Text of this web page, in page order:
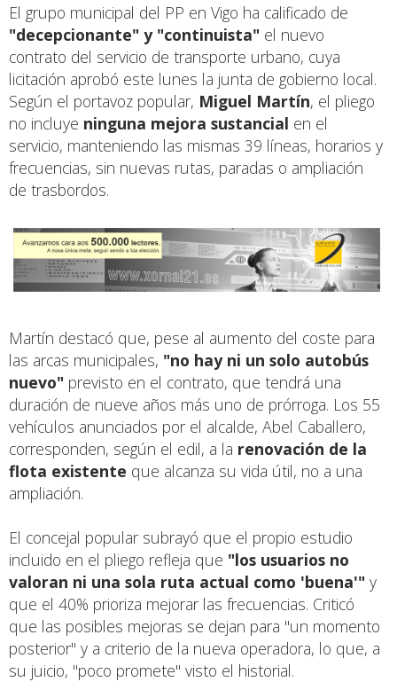
El grupo municipal del PP en Vigo ha calificado de
"decepcionante" y "continuista" el nuevo
contrato del servicio de transporte urbano, cuya
licitación aprobó este lunes la junta de gobierno local.
Según el portavoz popular, Miguel Martín, el pliego
no incluye ninguna mejora sustancial en el
servicio, manteniendo las mismas 39 líneas, horarios y
frecuencias, sin nuevas rutas, paradas o ampliación
de trasbordos.
Martín destacó que, pese al aumento del coste para
las arcas municipales, "no hay ni un solo autobús
nuevo" previsto en el contrato, que tendrá una
duración de nueve años más uno de prórroga. Los 55
vehículos anunciados por el alcalde, Abel Caballero,
corresponden, según el edil, a la renovación de la
flota existente que alcanza su vida útil, no a una
ampliación.
El concejal popular subrayó que el propio estudio
incluido en el pliego refleja que "los usuarios no
valoran ni una sola ruta actual como 'buena'" y
que el 40% prioriza mejorar las frecuencias. Criticó
que las posibles mejoras se dejan para "un momento
posterior" y a criterio de la nueva operadora, lo que, a
su juicio, "poco promete" visto el historial.